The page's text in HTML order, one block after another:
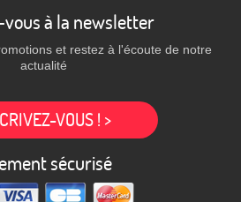
à la newsletter
et restez à l'écoute de notre
actualité
VOUS ! >
sécurisé